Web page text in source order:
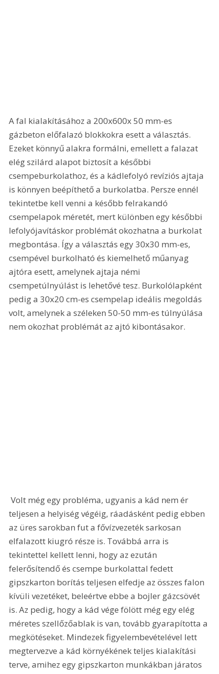
A fal kialakításához a 200x600x 50 mm-es
gázbeton előfalazó blokkokra esett a választás.
Ezeket könnyű alakra formálni, emellett a falazat
elég szilárd alapot biztosít a későbbi
csempeburkolathoz, és a kádlefolyó revíziós ajtaja
is könnyen beépíthető a burkolatba. Persze ennél
tekintetbe kell venni a később felrakandó
csempelapok méretét, mert különben egy későbbi
lefolyójavításkor problémát okozhatna a burkolat
megbontása. Így a választás egy 30x30 mm-es,
csempével burkolható és kiemelhető műanyag
ajtóra esett, amelynek ajtaja némi
csempetúlnyúlást is lehetővé tesz. Burkolólapként
pedig a 30x20 cm-es csempelap ideális megoldás
volt, amelynek a széleken 50-50 mm-es túlnyúlása
nem okozhat problémát az ajtó kibontásakor.
Volt még egy probléma, ugyanis a kád nem ér
teljesen a helyiség végéig, ráadásként pedig ebben
az üres sarokban fut a fővízvezeték sarkosan
elfalazott kiugró része is. Továbbá arra is
tekintettel kellett lenni, hogy az ezután
felerősítendő és csempe burkolattal fedett
gipszkarton borítás teljesen elfedje az összes falon
kívüli vezetéket, beleértve ebbe a bojler gázcsövét
is. Az pedig, hogy a kád vége fölött még egy elég
méretes szellőzőablak is van, tovább gyarapította a
megkötéseket. Mindezek figyelembevételével lett
megtervezve a kád környékének teljes kialakítási
terve, amihez egy gipszkarton munkákban járatos